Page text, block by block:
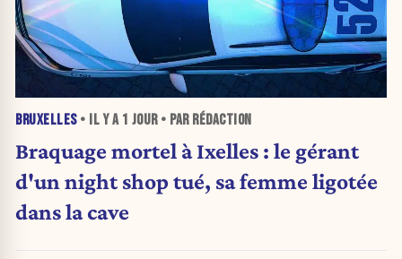
BRUXELLES• IL Y A 1 JOUR• PAR RÉDACTION
Braquage mortel à Ixelles : le gérant
d'un night shop tué, sa femme ligotée
dans la cave